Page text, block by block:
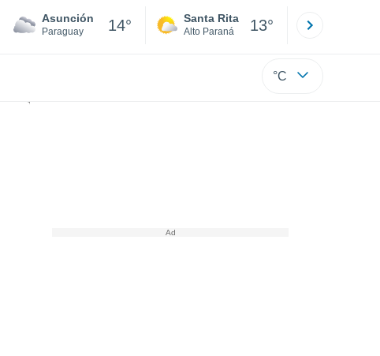
Asunción
Paraguay 14° Santa Rita
Alto Paraná 13°
°C
alertan a la población sobre el riesgo de desastre